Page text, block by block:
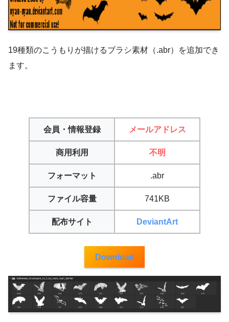
19種類のこうもりが描けるブラシ素材（.abr）を追加でき
ます。
会員・情報登録 メールアドレス
商用利用 不明
フォーマット .abr
ファイル容量 741KB
配布サイト DeviantArt
Download